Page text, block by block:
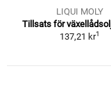
LIQUI MOLY
Tillsats för
137,21 kr1